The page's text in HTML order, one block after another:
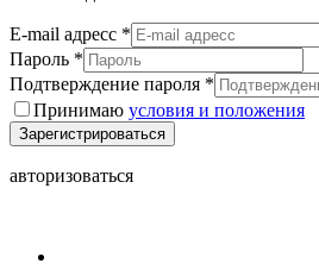
E-mail адресс *
Пароль *
Подтверждение пароля *
Принимаю условия и положения
Зарегистрироваться
авторизоваться